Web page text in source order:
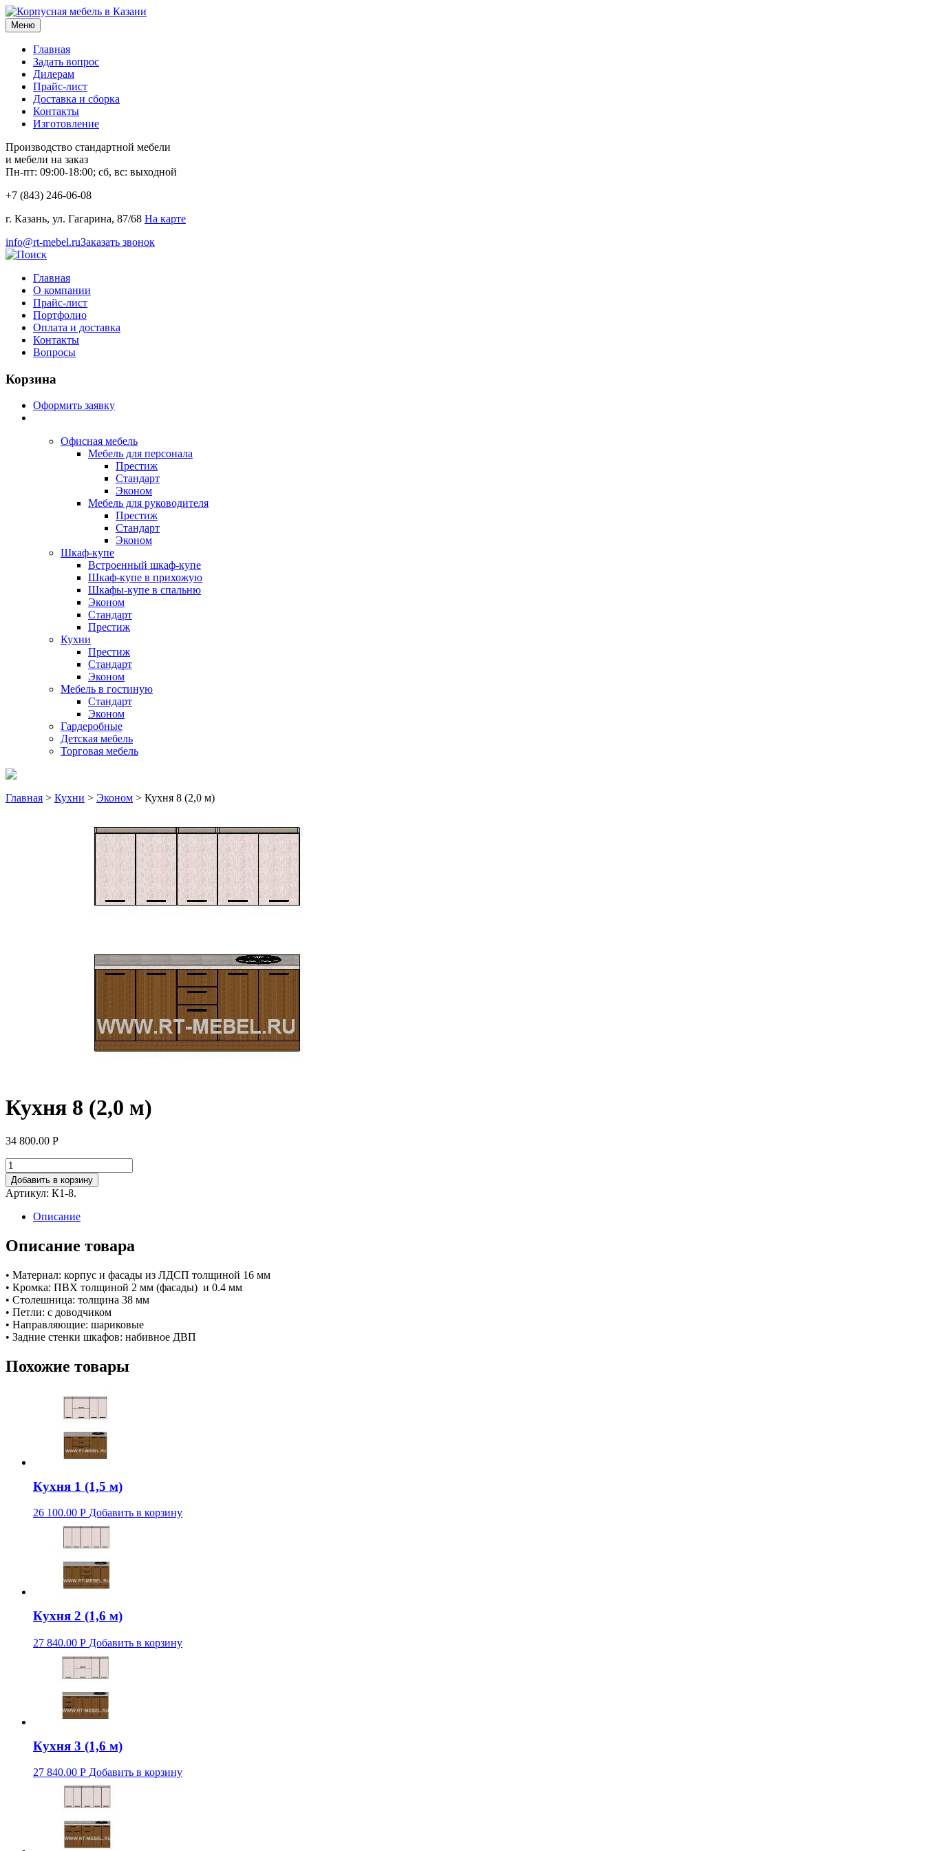
Меню
Главная
Задать вопрос
Дилерам
Прайс-лист
Доставка и сборка
Контакты
Изготовление
Производство стандартной мебели
и мебели на заказ
Пн-пт: 09:00-18:00; сб, вс: выходной
+7 (843) 246-06-08
г. Казань, ул. Гагарина, 87/68 На карте
info@rt-mebel.ruЗаказать звонок
Главная
О компании
Прайс-лист
Портфолио
Оплата и доставка
Контакты
Вопросы
Корзина
Оформить заявку
Офисная мебель
Мебель для персонала
Престиж
Стандарт
Эконом
Мебель для руководителя
Престиж
Стандарт
Эконом
Шкаф-купе
Встроенный шкаф-купе
Шкаф-купе в прихожую
Шкафы-купе в спальню
Эконом
Стандарт
Престиж
Кухни
Престиж
Стандарт
Эконом
Мебель в гостиную
Стандарт
Эконом
Гардеробные
Детская мебель
Торговая мебель
Главная > Кухни > Эконом > Кухня 8 (2,0 м)
Кухня 8 (2,0 м)
34 800.00 Р
Добавить в корзину
Артикул: К1-8.
Описание
Описание товара
• Материал: корпус и фасады из ЛДСП толщиной 16 мм
• Кромка: ПВХ толщиной 2 мм (фасады) и 0.4 мм
• Столешница: толщина 38 мм
• Петли: с доводчиком
• Направляющие: шариковые
• Задние стенки шкафов: набивное ДВП
Похожие товары
Кухня 1 (1,5 м)
26 100.00 Р Добавить в корзину
Кухня 2 (1,6 м)
27 840.00 Р Добавить в корзину
Кухня 3 (1,6 м)
27 840.00 Р Добавить в корзину